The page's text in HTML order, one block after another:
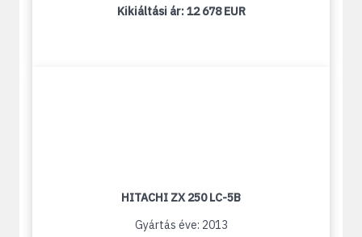
Kikiáltási ár:12 678 EUR
HITACHI ZX 250 LC-5B
Gyártás éve: 2013